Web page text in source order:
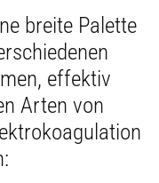
breite Palette
effektiv
Arten von